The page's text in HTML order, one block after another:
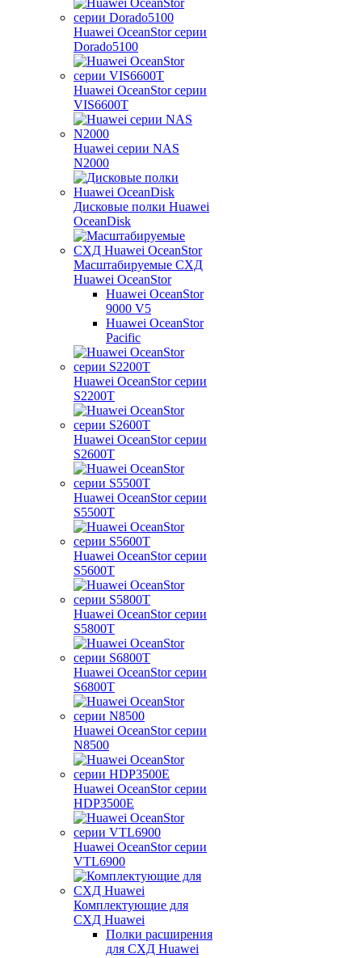
Huawei OceanStor серии
Dorado5100
Huawei OceanStor серии
VIS6600T
Huawei серии NAS
N2000
Дисковые полки Huawei
OceanDisk
Масштабируемые СХД
Huawei OceanStor
Huawei OceanStor
9000 V5
Huawei OceanStor
Pacific
Huawei OceanStor серии
S2200T
Huawei OceanStor серии
S2600T
Huawei OceanStor серии
S5500T
Huawei OceanStor серии
S5600T
Huawei OceanStor серии
S5800T
Huawei OceanStor серии
S6800T
Huawei OceanStor серии
N8500
Huawei OceanStor серии
HDP3500E
Huawei OceanStor серии
VTL6900
Комплектующие для
СХД Huawei
Полки расширения
для СХД Huawei